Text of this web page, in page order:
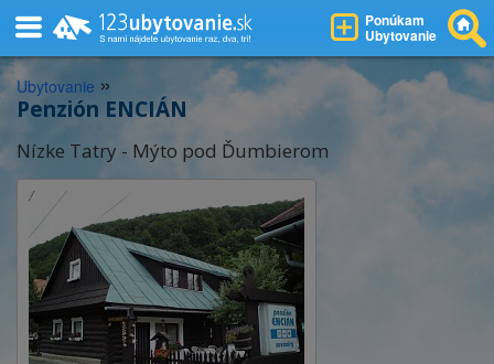
Ponúkam
Ubytovanie
Ubytovanie »
Penzión ENCIÁN
Nízke Tatry - Mýto pod Ďumbierom